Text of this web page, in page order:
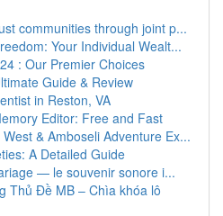
communities through joint p...
Your Individual Wealt...
: Our Premier Choices
Guide & Review
in Reston, VA
Editor: Free and Fast
& Amboseli Adventure Ex...
A Detailed Guide
— le souvenir sonore i...
Thủ Đề MB – Chìa khóa lô